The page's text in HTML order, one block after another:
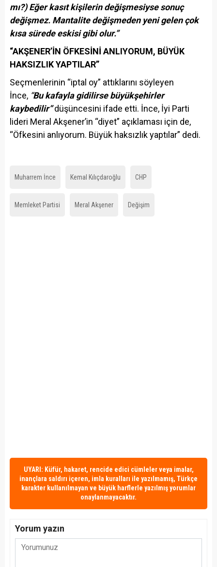
mı?) Eğer kasıt kişilerin değişmesiyse sonuç
değişmez. Mantalite değişmeden yeni gelen çok
kısa sürede eskisi gibi olur.”
“AKŞENER’İN ÖFKESİNİ ANLIYORUM, BÜYÜK
HAKSIZLIK YAPTILAR”
Seçmenlerinin “iptal oy” attıklarını söyleyen
İnce, “Bu kafayla gidilirse büyükşehirler
kaybedilir”düşüncesini ifade etti. İnce, İyi Parti
lideri Meral Akşener’in “diyet” açıklaması için de,
“Öfkesini anlıyorum. Büyük haksızlık yaptılar” dedi.
Muharrem İnce Kemal Kılıçdaroğlu CHP
Memleket Partisi Meral Akşener Değişim
UYARI: Küfür, hakaret, rencide edici cümleler veya imalar,
inançlara saldırı içeren, imla kuralları ile yazılmamış, Türkçe
karakter kullanılmayan ve büyük harflerle yazılmış yorumlar
onaylanmayacaktır.
Yorum yazın